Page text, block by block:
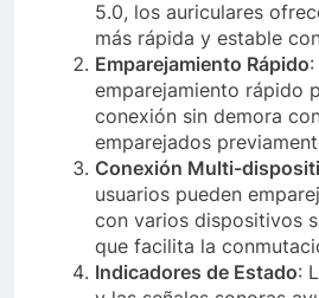
5.0, los auriculares
más rápida y estable
Emparejamiento Rápido
emparejamiento rápido
conexión sin demora
emparejados
Conexión Multi-
usuarios pueden
con varios dispositivos
que facilita la
Indicadores de Estado: